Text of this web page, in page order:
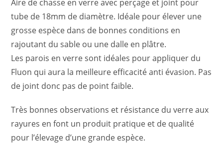
Aire de chasse en verre avec perçage et joint pour
tube de 18mm de diamètre. Idéale pour élever une
grosse espèce dans de bonnes conditions en
rajoutant du sable ou une dalle en plâtre.
Les parois en verre sont idéales pour appliquer du
Fluon qui aura la meilleure efficacité anti évasion. Pas
de joint donc pas de point faible.
Très bonnes observations et résistance du verre aux
rayures en font un produit pratique et de qualité
pour l’élevage d’une grande espèce.